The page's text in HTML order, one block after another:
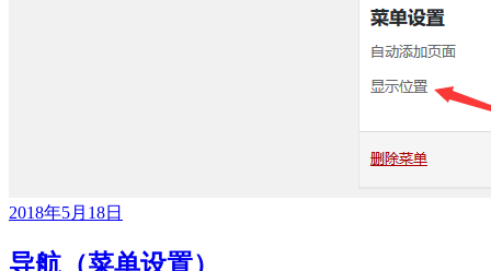
2018年5月18日
导航（菜单设置）